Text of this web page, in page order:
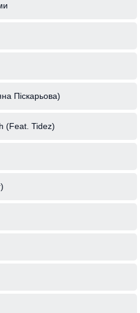
Піскарьова)
(Feat. Tidez)